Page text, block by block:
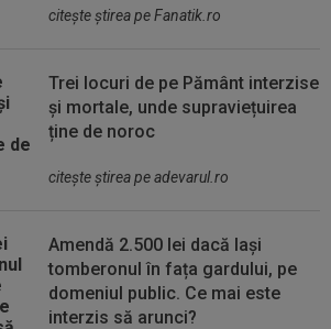
citeşte ştirea pe Fanatik.ro
Trei locuri de pe Pământ interzise
și mortale, unde supraviețuirea
ține de noroc
citeşte ştirea pe adevarul.ro
Amendă 2.500 lei dacă lași
tomberonul în fața gardului, pe
domeniul public. Ce mai este
interzis să arunci?